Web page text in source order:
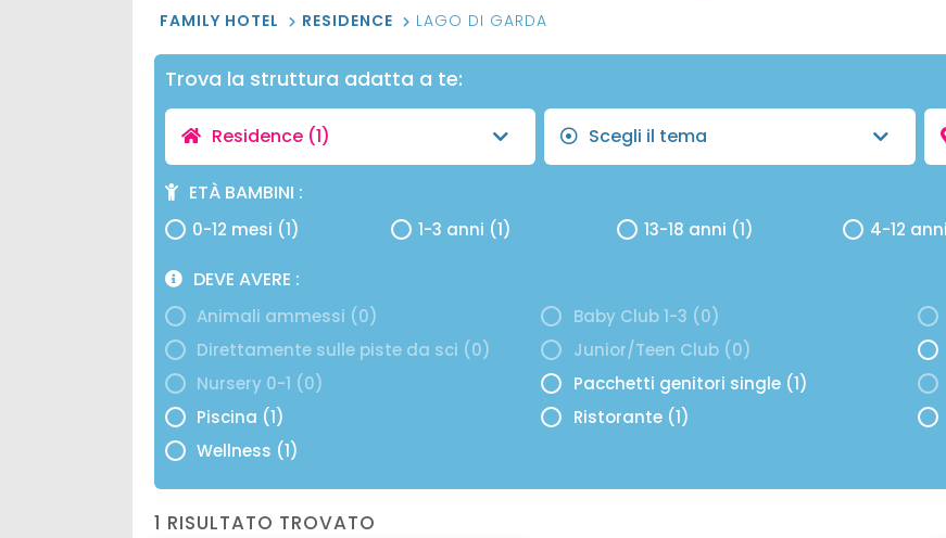
FAMILY HOTEL RESIDENCE LAGO DI GARDA
Trova la struttura adatta a te:
Residence (1) Scegli il tema
ETÀ BAMBINI
0-12 mesi (1) 1-3 anni (1) 13-18 anni (1) 4-12
DEVE AVERE
Animali ammessi (0) Baby Club 1-3 (0)
Direttamente sulle piste da sci (0)
Junior/Teen Club (0)
Nursery 0-1 (0)
Pacchetti genitori single (1)
Piscina (1)
Ristorante (1)
Wellness (1)
1 RISULTATO TROVATO